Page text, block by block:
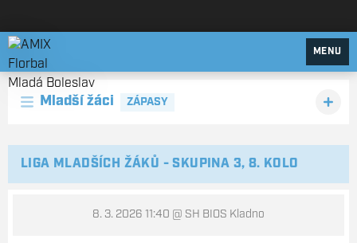
AMIX Florbal Mladá Boleslav
MENU
Mladší žáci ZÁPASY
LIGA MLADŠÍCH ŽÁKŮ - SKUPINA 3, 8. KOLO
8. 3. 2026 11:40 @ SH BIOS Kladno